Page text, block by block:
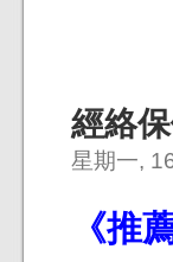
經絡
星期一,
《推